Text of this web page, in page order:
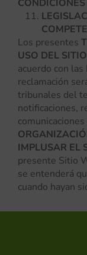
Los presentes
USO DEL
acuerdo con las
reclamación
tribunales del
notificaciones,
IMPLUSAR EL
presente Sitio
se entenderá
cuando hayan